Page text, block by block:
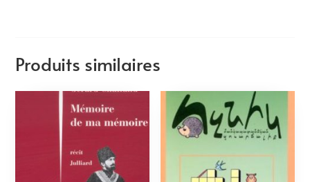
Produits similaires